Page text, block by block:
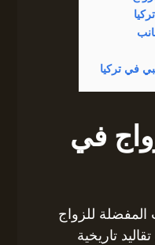
في تركيا
في
المفضلة للزواج
تاريخية